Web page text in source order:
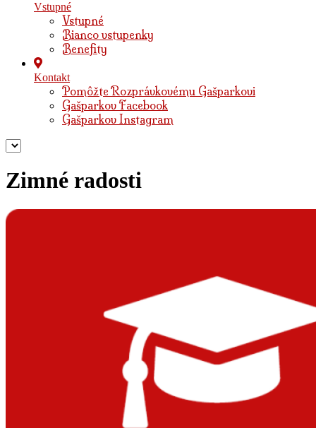
Vstupné
Vstupné
Bianco vstupenky
Benefity
Kontakt
Pomôžte Rozprávkovému Gašparkovi
Gašparkov Facebook
Gašparkov Instagram
Zimné radosti